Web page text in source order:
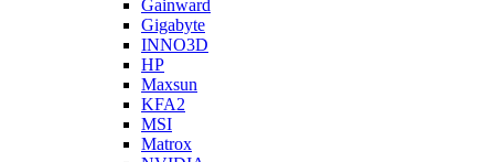
Gainward
Gigabyte
INNO3D
HP
Maxsun
KFA2
MSI
Matrox